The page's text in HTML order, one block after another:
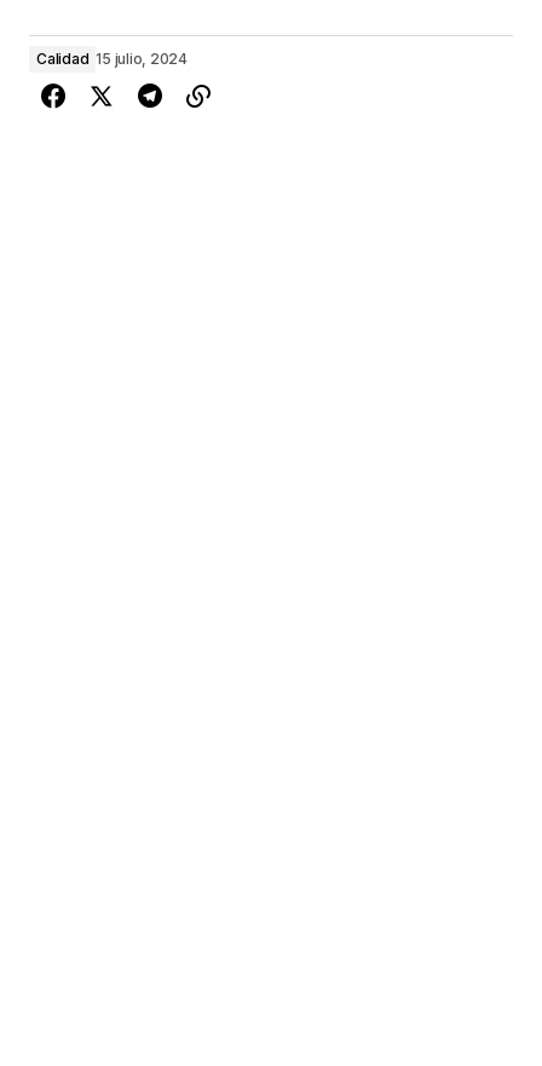
Calidad 15 julio, 2024